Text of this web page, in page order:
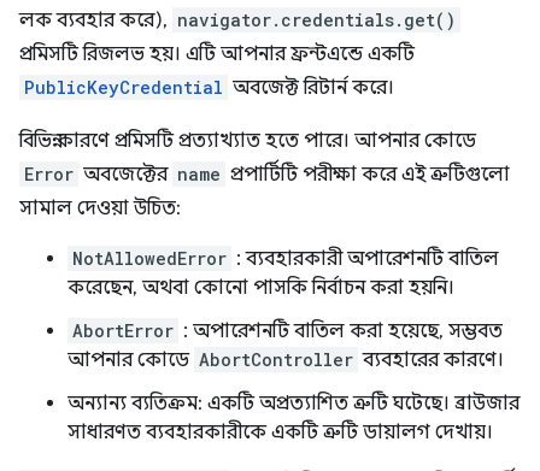
লক ব্যবহার করে), navigator.credentials.get()
প্রমিসটি রিজলভ হয়। এটি আপনার ফ্রন্টএন্ডে একটি
PublicKeyCredential অবজেক্ট রিটার্ন করে।
বিভিন্ন কারণে প্রমিসটি প্রত্যাখ্যাত হতে পারে। আপনার কোডে
Error অবজেক্টের name প্রপার্টিটি পরীক্ষা করে এই ত্রুটিগুলো
সামাল দেওয়া উচিত:
NotAllowedError : ব্যবহারকারী অপারেশনটি বাতিল
করেছেন, অথবা কোনো পাসকি নির্বাচন করা হয়নি।
AbortError : অপারেশনটি বাতিল করা হয়েছে, সম্ভবত
আপনার কোডে AbortController ব্যবহারের কারণে।
অন্যান্য ব্যতিক্রম: একটি অপ্রত্যাশিত ত্রুটি ঘটেছে। ব্রাউজার
সাধারণত ব্যবহারকারীকে একটি ত্রুটি ডায়ালগ দেখায়।